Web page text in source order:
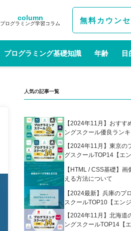
column
プログラミング学習コラム 無料カウン
プログラミング基礎知識 年齢 目
人気の記事一覧
【2024年11月】おすす
ングスクール優良ラン
エンジニアが選んだ人気
ングスクールの比較表あ
【2024年11月】東京の
グスクールTOP14【エン
【HTML / CSS基礎】
える方法について
【2024最新】兵庫のプ
スクールTOP10【エン
選】
【2024年11月】北海道
ングスクールTOP14【